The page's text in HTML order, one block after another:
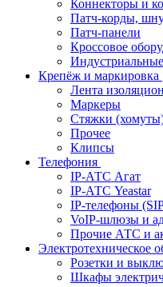
Коннекторы и
Патч-корды,
Патч-панели
Кроссовое
Крепёж и маркировка
Лента
Маркеры
Стяжки (хомуты)
Прочее
Клипсы
Телефония
IP-АТС Агат
IP-АТС Yeastar
IP-телефоны
VoIP-шлюзы и
Прочие АТС и
Электротехническое
Розетки и
Шкафы